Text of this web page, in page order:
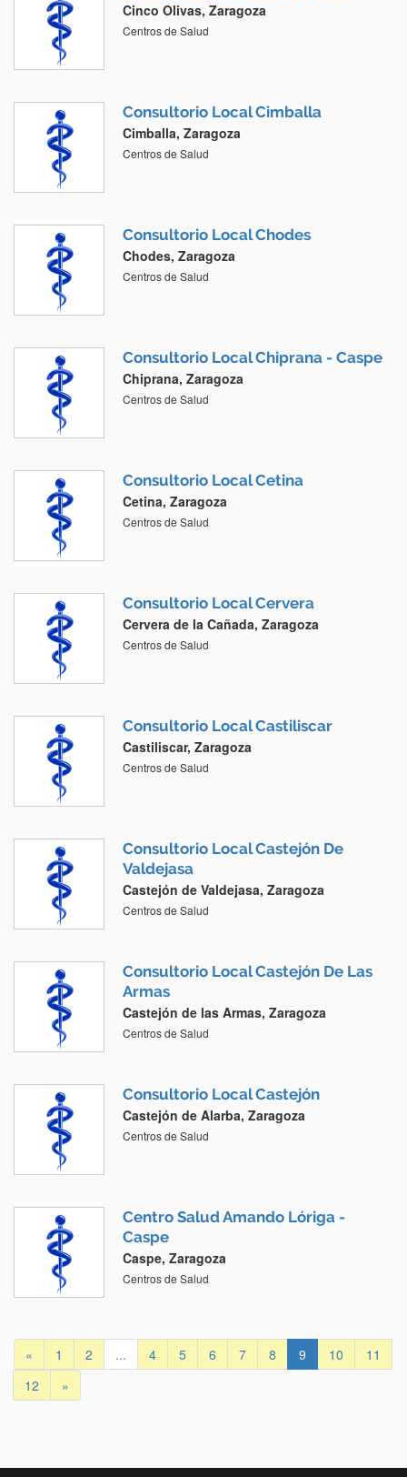
Cinco Olivas, Zaragoza
Centros de Salud
Consultorio Local Cimballa
Cimballa, Zaragoza
Centros de Salud
Consultorio Local Chodes
Chodes, Zaragoza
Centros de Salud
Consultorio Local Chiprana - Caspe
Chiprana, Zaragoza
Centros de Salud
Consultorio Local Cetina
Cetina, Zaragoza
Centros de Salud
Consultorio Local Cervera
Cervera de la Cañada, Zaragoza
Centros de Salud
Consultorio Local Castiliscar
Castiliscar, Zaragoza
Centros de Salud
Consultorio Local Castejón De
Valdejasa
Castejón de Valdejasa, Zaragoza
Centros de Salud
Consultorio Local Castejón De Las
Armas
Castejón de las Armas, Zaragoza
Centros de Salud
Consultorio Local Castejón
Castejón de Alarba, Zaragoza
Centros de Salud
Centro Salud Amando Lóriga -
Caspe
Caspe, Zaragoza
Centros de Salud
« 1 2 ... 4 5 6 7 8 9 10
11
12
»